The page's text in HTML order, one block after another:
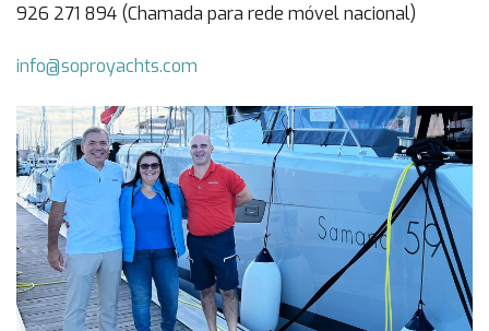
926 271 894 (Chamada para rede móvel nacional)
info@soproyachts.com